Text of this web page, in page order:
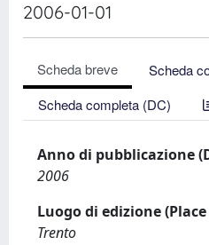
2006-01-01
Scheda breve
Scheda
Scheda completa (DC)
Anno di pubblicazione
2006
Luogo di edizione
Trento